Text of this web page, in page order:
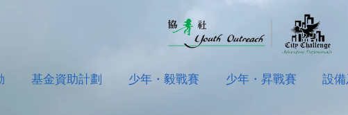
基金資助計劃 少年・毅戰賽 少年・昇戰賽 設備